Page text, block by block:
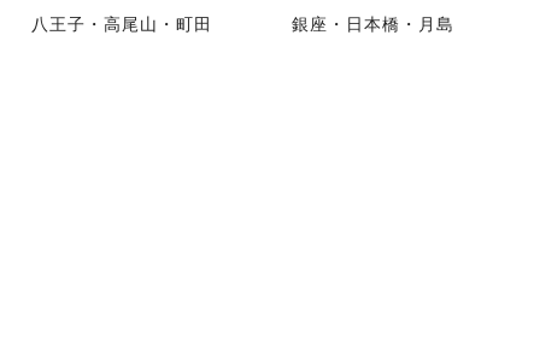
八王子・高尾山・町田 銀座・日本橋・月島